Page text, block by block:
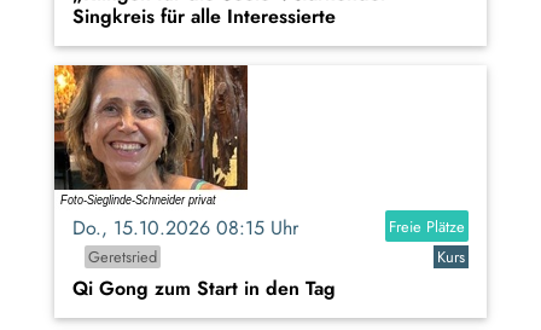
Singkreis für alle Interessierte
Do., 15.10.2026 08:15 Uhr
Freie Plätze
Geretsried
Kurs
Qi Gong zum Start in den Tag